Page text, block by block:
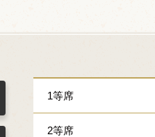
1等席
2等席